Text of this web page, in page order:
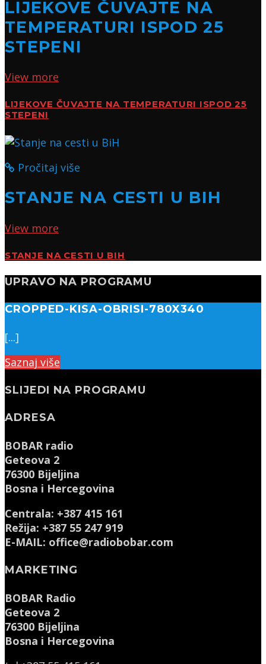
LIJEKOVE ČUVAJTE NA
TEMPERATURI ISPOD 25
STEPENI
View more
LIJEKOVE ČUVAJTE NA TEMPERATURI ISPOD 25
STEPENI
Pročitaj više
STANJE NA CESTI U BIH
View more
STANJE NA CESTI U BIH
UPRAVO NA PROGRAMU
CROPPED-KISA-OBRISI-780X340
[...]
Saznaj više
SLIJEDI NA PROGRAMU
ADRESA
BOBAR radio
Geteova 2
76300 Bijeljina
Bosna i Hercegovina
Centrala: +387 415 161
Režija: +387 55 247 919
E-MAIL: office@radiobobar.com
MARKETING
BOBAR Radio
Geteova 2
76300 Bijeljina
Bosna i Hercegovina